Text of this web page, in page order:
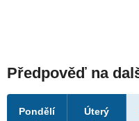
Předpověď na
Pondělí Úterý